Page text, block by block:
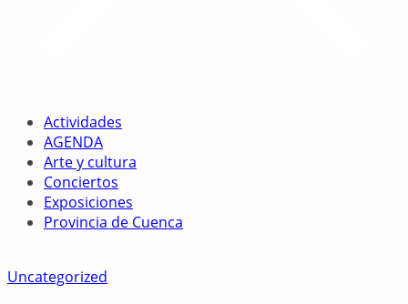
Actividades
AGENDA
Arte y cultura
Conciertos
Exposiciones
Provincia de Cuenca
Uncategorized